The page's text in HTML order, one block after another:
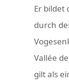
Er bildet
durch
Vallée
gilt als